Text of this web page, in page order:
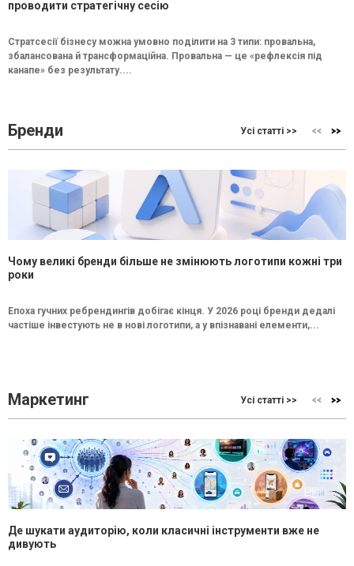
проводити стратегічну сесію
Стратсесії бізнесу можна умовно поділити на 3 типи: провальна,
збалансована й трансформаційна. Провальна — це «рефлексія під
канапе» без результату....
Бренди Усі статті >>
Чому великі бренди більше не змінюють логотипи кожні три
роки
Епоха гучних ребрендингів добігає кінця. У 2026 році бренди дедалі
частіше інвестують не в нові логотипи, а у впізнавані елементи,...
Маркетинг Усі статті >>
Де шукати аудиторію, коли класичні інструменти вже не
дивують